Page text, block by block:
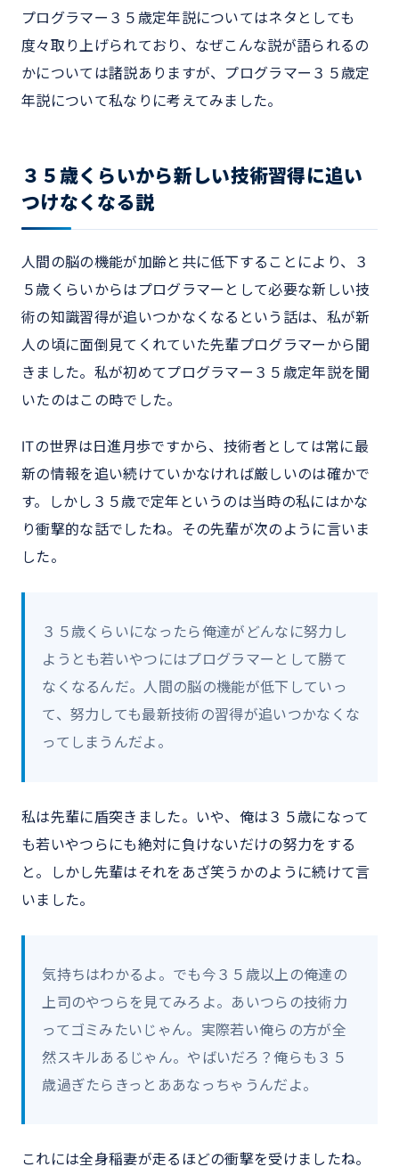
プログラマー３５歳定年説についてはネタとしても
度々取り上げられており、なぜこんな説が語られるの
かについては諸説ありますが、プログラマー３５歳定
年説について私なりに考えてみました。
３５歳くらいから新しい技術習得に追い
つけなくなる説
人間の脳の機能が加齢と共に低下することにより、３
５歳くらいからはプログラマーとして必要な新しい技
術の知識習得が追いつかなくなるという話は、私が新
人の頃に面倒見てくれていた先輩プログラマーから聞
きました。私が初めてプログラマー３５歳定年説を聞
いたのはこの時でした。
ITの世界は日進月歩ですから、技術者としては常に最
新の情報を追い続けていかなければ厳しいのは確かで
す。しかし３５歳で定年というのは当時の私にはかな
り衝撃的な話でしたね。その先輩が次のように言いま
した。
３５歳くらいになったら俺達がどんなに努力し
ようとも若いやつにはプログラマーとして勝て
なくなるんだ。人間の脳の機能が低下していっ
て、努力しても最新技術の習得が追いつかなくな
ってしまうんだよ。
私は先輩に盾突きました。いや、俺は３５歳になって
も若いやつらにも絶対に負けないだけの努力をする
と。しかし先輩はそれをあざ笑うかのように続けて言
いました。
気持ちはわかるよ。でも今３５歳以上の俺達の
上司のやつらを見てみろよ。あいつらの技術力
ってゴミみたいじゃん。実際若い俺らの方が全
然スキルあるじゃん。やばいだろ？俺らも３５
歳過ぎたらきっとああなっちゃうんだよ。
これには全身稲妻が走るほどの衝撃を受けましたね。